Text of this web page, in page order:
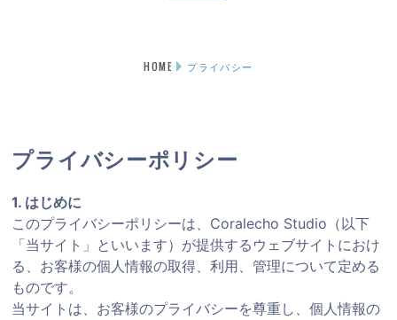
HOME プライバシー
プライバシーポリシー
1. はじめに
このプライバシーポリシーは、Coralecho Studio（以下
「当サイト」といいます）が提供するウェブサイトにおけ
る、お客様の個人情報の取得、利用、管理について定める
ものです。
当サイトは、お客様のプライバシーを尊重し、個人情報の